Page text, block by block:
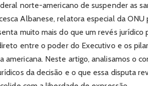
norte-americano de suspender as
Albanese, relatora especial da ONU
muito mais do que um revés jurídico
entre o poder do Executivo e os
americana. Neste artigo, analisamos o
da decisão e o que essa disputa